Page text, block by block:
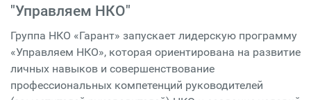
"Управляем НКО"
Группа НКО «Гарант» запускает лидерскую программу
«Управляем НКО», которая ориентирована на развитие
личных навыков и совершенствование
профессиональных компетенций руководителей